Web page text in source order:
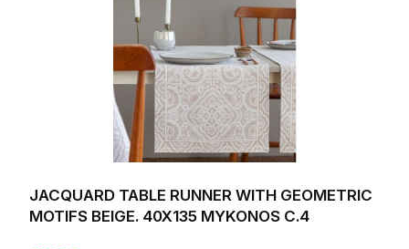
JACQUARD TABLE RUNNER WITH GEOMETRIC
MOTIFS BEIGE. 40X135 MYKONOS C.4